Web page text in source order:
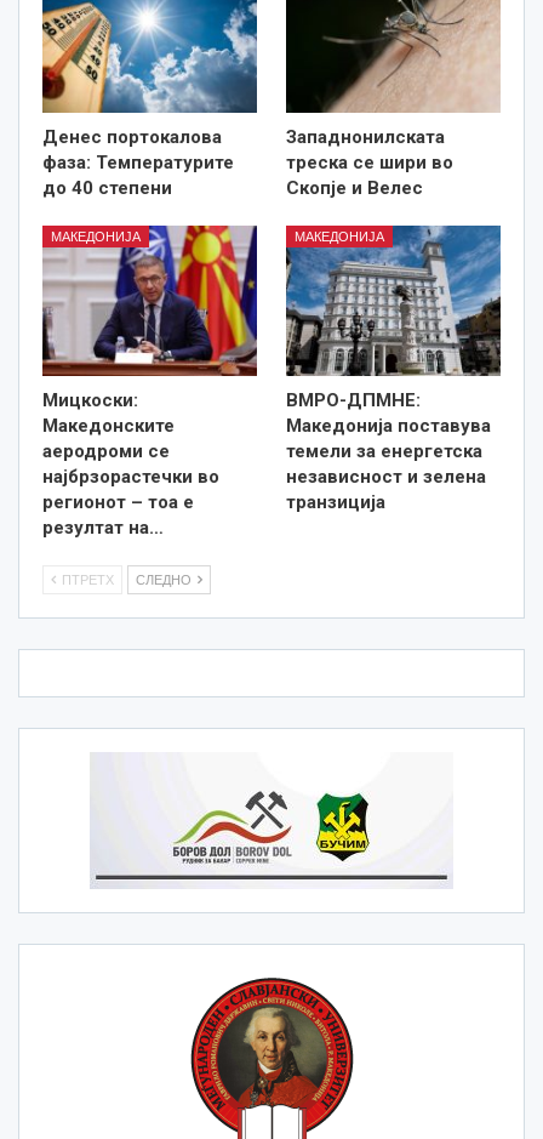
Денес портокалова
фаза: Температурите
до 40 степени
Западнонилската
треска се шири во
Скопје и Велес
МАКЕДОНИЈА
Мицкоски:
Македонските
аеродроми се
најбрзорастечки во
регионот – тоа е
резултат на…
МАКЕДОНИЈА
ВМРО-ДПМНЕ:
Македонија поставува
темели за енергетска
независност и зелена
транзиција
ПТРЕТХ СЛЕДНО